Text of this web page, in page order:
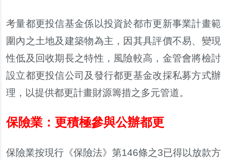
考量都更投信基金係以投資於都市更新事業計畫範
圍內之土地及建築物為主 ， 因其具評價不易、 變現
性低及回收期長之特性 ， 風險較高 ， 金管會將檢討
設立都更投信公司及發行都更基金改採私募方式辦
理 ， 以提供都更計畫財源籌措之多元管道。
保險業：更積極參與公辦都更
保險業按現行 《保險法》 第146條之3已得以放款方